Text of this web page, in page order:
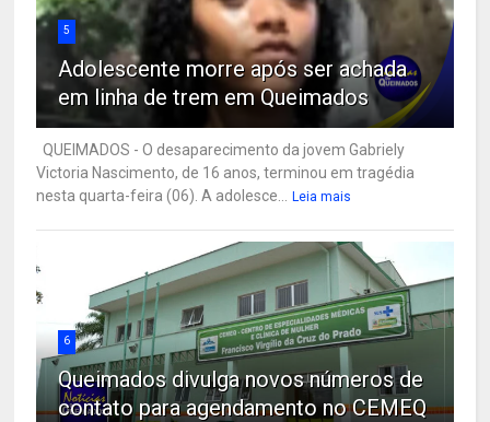
5
Adolescente morre após ser achada
em linha de trem em Queimados
QUEIMADOS - O desaparecimento da jovem Gabriely
Victoria Nascimento, de 16 anos, terminou em tragédia
nesta quarta-feira (06). A adolesce...
Leia mais
6
Queimados divulga novos números de
contato para agendamento no CEMEQ